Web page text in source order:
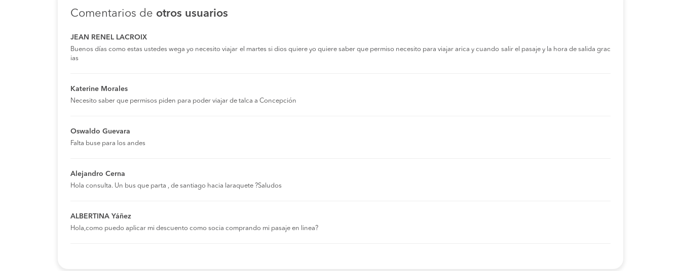
Comentarios de otros usuarios
JEAN RENEL LACROIX
Buenos días como estas ustedes wega yo necesito viajar el martes si dios quiere yo quiere saber que permiso necesito para viajar arica y cuando salir el pasaje y la hora de salida grac
ias
Katerine Morales
Necesito saber que permisos piden para poder viajar de talca a Concepción
Oswaldo Guevara
Falta buse para los andes
Alejandro Cerna
Hola consulta. Un bus que parta , de santiago hacia laraquete ?Saludos
ALBERTINA Yáñez
Hola,como puedo aplicar mi descuento como socia comprando mi pasaje en linea?